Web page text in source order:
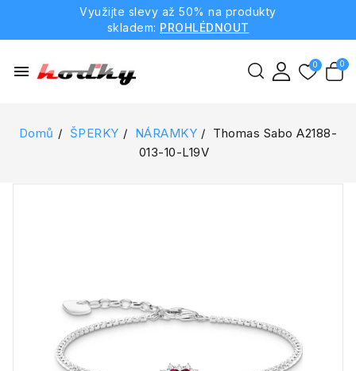
Využijte slevy až 50% na produkty
skladem: PROHLÉDNOUT
menu
Domů ŠPERKY NÁRAMKY
Thomas Sabo A2188-
013-10-L19V